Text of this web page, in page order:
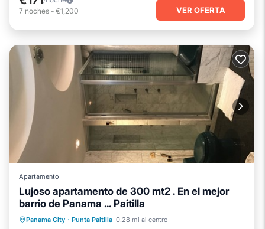
7 noches - €1,200 VER OFERTA
Apartamento
Lujoso apartamento de 300 mt2 . En el mejor
barrio de Panama ... Paitilla
Panama City · Punta Paitilla 0.28 mi al centro
Frente al mar
Desayuno
Aparcamiento
Piscina